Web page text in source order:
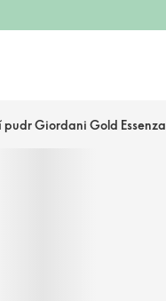
pudr Giordani Gold Essenza